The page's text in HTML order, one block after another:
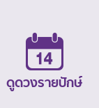
ดูดวงรายปักษ์